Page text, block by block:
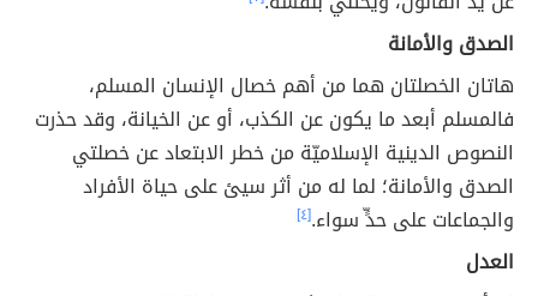
الصدق والأمانة
هاتان الخصلتان هما من أهم خصال الإنسان المسلم،
فالمسلم أبعد ما يكون عن الكذب، أو عن الخيانة، وقد حذرت
النصوص الدينية الإسلاميّة من خطر الابتعاد عن خصلتي
الصدق والأمانة؛ لما له من أثر سيئ على حياة الأفراد
والجماعات على حدٍّ سواء.[٤]
العدل